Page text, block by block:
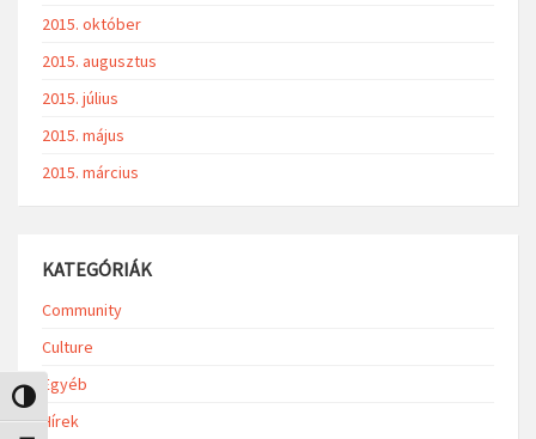
Nagy kontraszt váltása
2015. október
2015. augusztus
2015. július
2015. május
2015. március
KATEGÓRIÁK
Community
Culture
Egyéb
Hírek